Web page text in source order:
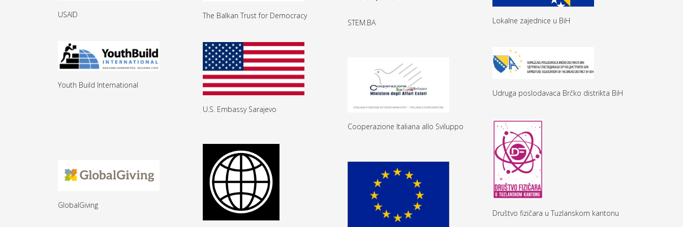
USAID
Youth Build International
GlobalGiving
The Balkan Trust for Democracy
U.S. Embassy Sarajevo
STEM.BA
Cooperazione Italiana allo Sviluppo
Lokalne zajednice u BiH
Udruga poslodavaca Brčko distrikta BiH
Društvo fizičara u Tuzlanskom kantonu